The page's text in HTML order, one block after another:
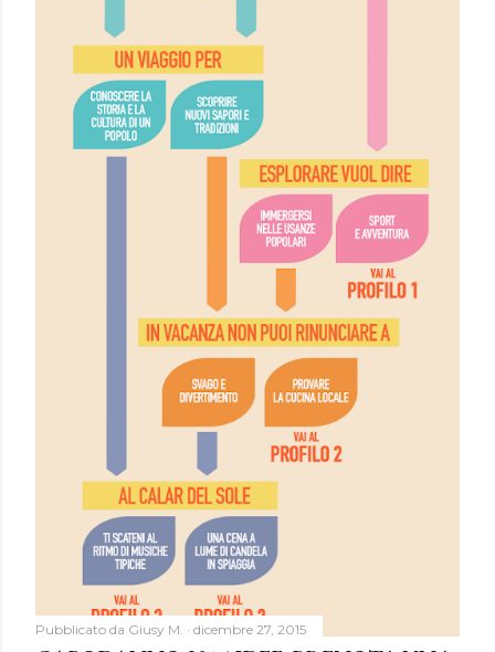
Pubblicato da Giusy M. dicembre 27, 2015